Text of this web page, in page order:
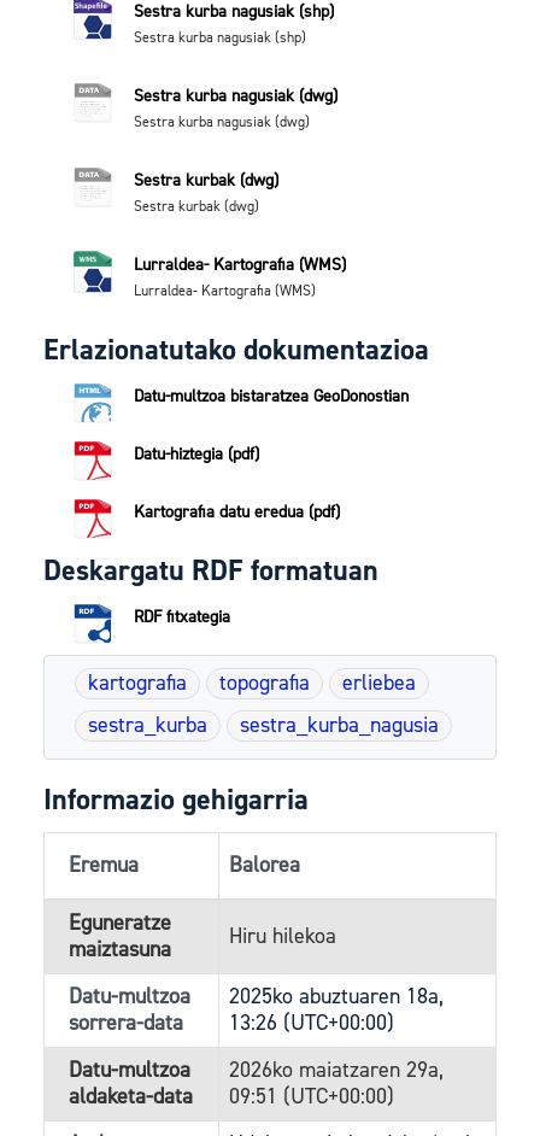
Sestra kurba nagusiak (shp)
Sestra kurba nagusiak (shp)
Sestra kurba nagusiak (dwg)
Sestra kurba nagusiak (dwg)
Sestra kurbak (dwg)
Sestra kurbak (dwg)
Lurraldea- Kartografia (WMS)
Lurraldea- Kartografia (WMS)
Erlazionatutako dokumentazioa
Datu-multzoa bistaratzea GeoDonostian
Datu-hiztegia (pdf)
Kartografia datu eredua (pdf)
Deskargatu RDF formatuan
RDF fitxategia
kartografia topografia
erliebea
sestra_kurba
sestra_kurba_nagusia
Informazio gehigarria
Eremua Balorea
Eguneratze
maiztasuna
Hiru hilekoa
Datu-multzoa
sorrera-data
2025ko abuztuaren 18a,
13:26 (UTC+00:00)
Datu-multzoa
aldaketa-data
2026ko maiatzaren 29a,
09:51 (UTC+00:00)